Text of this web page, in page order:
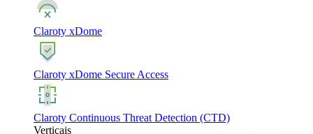
Claroty xDome
Claroty xDome Secure Access
Claroty Continuous Threat Detection (CTD)
Verticais